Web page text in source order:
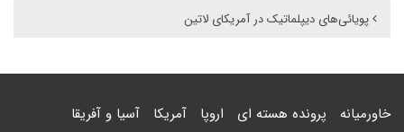
پویائی‌های دیپلماتیک در آمریکای لاتین
خاورمیانه پرونده هسته ای اروپا آمریکا آسیا و آفریقا